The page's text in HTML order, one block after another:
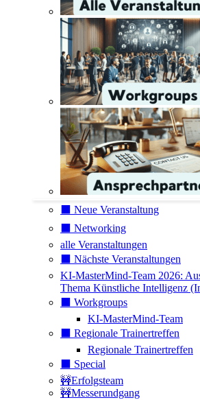
⬛️ Neue Veranstaltung
⬛️ Networking
alle Veranstaltungen
⬛️ Nächste Veranstaltungen
KI-MasterMind-Team 2026:
Thema Künstliche Intelligenz
⬛️ Workgroups
KI-MasterMind-Team
⬛️ Regionale Trainertreffen
Regionale Trainertreffen
⬛️ Special
🚧Erfolgsteam
🚧Messerundgang